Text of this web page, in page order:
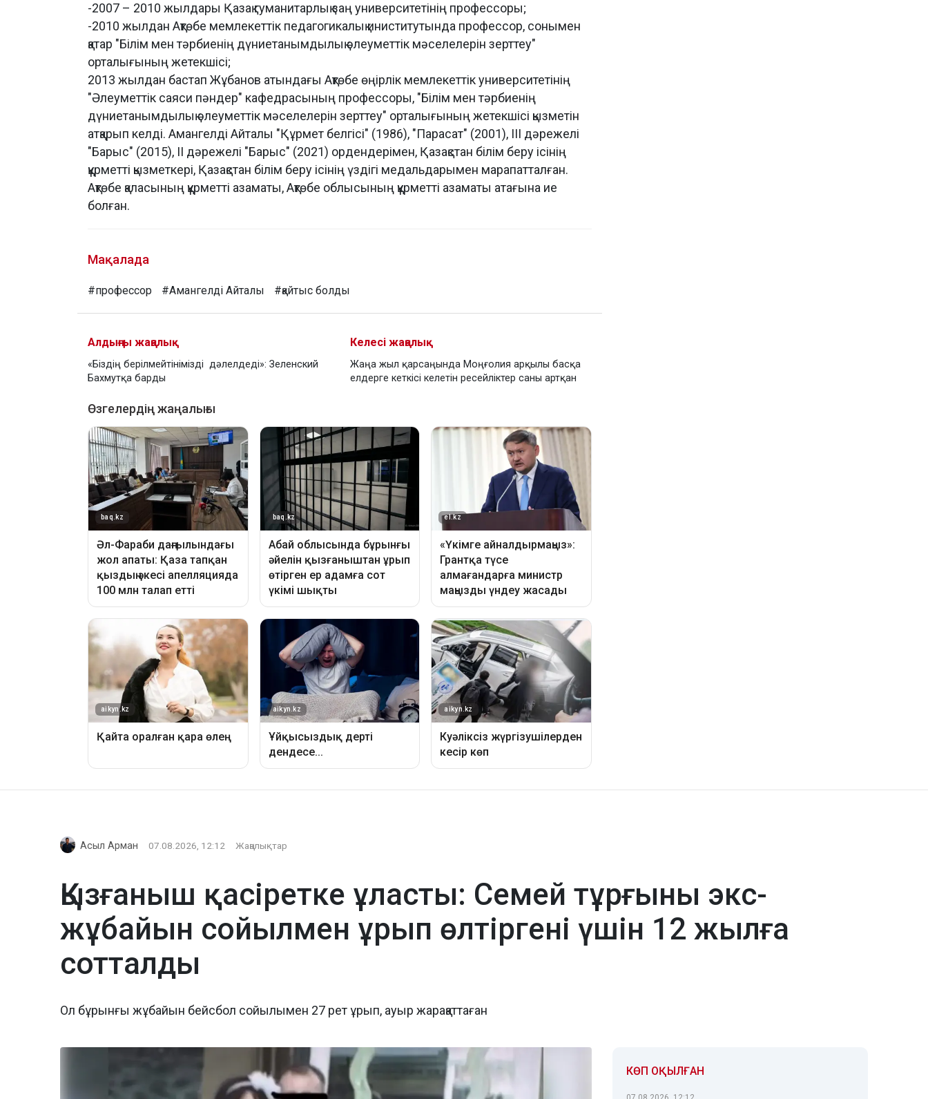
-2007 – 2010 жылдары Қазақ гуманитарлық заң университетінің профессоры;
-2010 жылдан Ақтөбе мемлекеттік педагогикалық иниститутында профессор, сонымен
қатар "Білім мен тәрбиенің дүниетанымдылық әлеуметтік мәселелерін зерттеу"
орталығының жетекшісі;
2013 жылдан бастап Жұбанов атындағы Ақтөбе өңірлік мемлекеттік университетінің
"Әлеуметтік саяси пәндер" кафедрасының профессоры, "Білім мен тәрбиенің
дүниетанымдылық әлеуметтік мәселелерін зерттеу" орталығының жетекшісі қызметін
атқарып келді. Амангелді Айталы "Құрмет белгісі" (1986), "Парасат" (2001), III дәрежелі
"Барыс" (2015), II дәрежелі "Барыс" (2021) ордендерімен, Қазақстан білім беру ісінің
құрметті қызметкері, Қазақстан білім беру ісінің үздігі медальдарымен марапатталған.
Ақтөбе қаласының құрметті азаматы, Ақтөбе облысының құрметті азаматы атағына ие
болған.
Мақалада
#профессор #Амангелді Айталы #қайтыс болды
Алдыңғы жаңалық
«Біздің берілмейтінімізді дәлелдеді»: Зеленский
Бахмутқа барды
Келесі жаңалық
Жаңа жыл қарсаңында Моңғолия арқылы басқа
елдерге кеткісі келетін ресейліктер саны артқан
Асыл Арман 07.08.2026, 12:12 Жаңалықтар
Қызғаныш қасіретке ұласты: Семей тұрғыны экс-
жұбайын сойылмен ұрып өлтіргені үшін 12 жылға
сотталды
Ол бұрынғы жұбайын бейсбол сойылымен 27 рет ұрып, ауыр жарақаттаған
КӨП ОҚЫЛҒАН